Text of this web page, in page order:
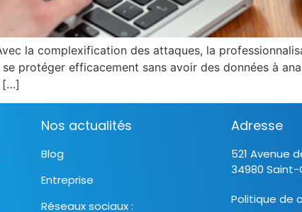
la complexification des attaques, la
protéger efficacement sans avoir des données à
[…]
Nos actualités
Blog
Entreprise
Réseaux sociaux :
Adresse
521 Avenue
34980
Politique de